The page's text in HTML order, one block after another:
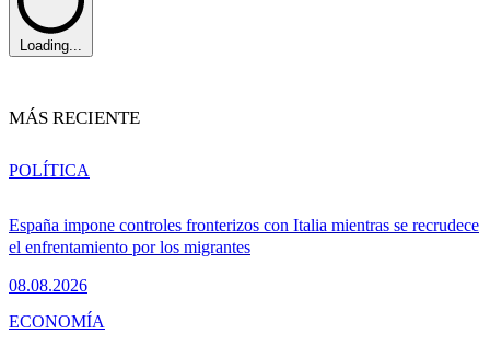
Loading...
MÁS RECIENTE
España impone controles fronterizos con Italia mientras se recrudece
el enfrentamiento por los migrantes
08.08.2026
POLÍTICA
ECONOMÍA